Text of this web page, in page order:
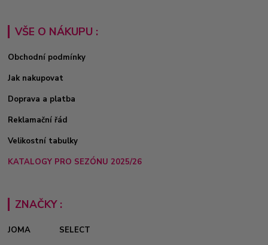
VŠE O NÁKUPU :
Obchodní podmínky
Jak nakupovat
Doprava a platba
Reklamační řád
Velikostní tabulky
KATALOGY PRO SEZÓNU 2025/26
ZNAČKY :
JOMA
SELECT